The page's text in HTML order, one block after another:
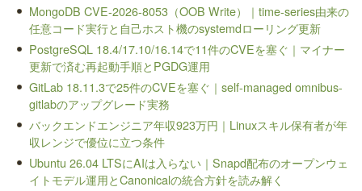
MongoDB CVE-2026-8053（OOB Write）｜time-series由来の
任意コード実行と自己ホスト機のsystemdローリング更新
PostgreSQL 18.4/17.10/16.14で11件のCVEを塞ぐ｜マイナー
更新で済む再起動手順とPGDG運用
GitLab 18.11.3で25件のCVEを塞ぐ｜self-managed omnibus-
gitlabのアップグレード実務
バックエンドエンジニア年収923万円｜Linuxスキル保有者が年
収レンジで優位に立つ条件
Ubuntu 26.04 LTSにAIは入らない｜Snapd配布のオープンウェ
イトモデル運用とCanonicalの統合方針を読み解く